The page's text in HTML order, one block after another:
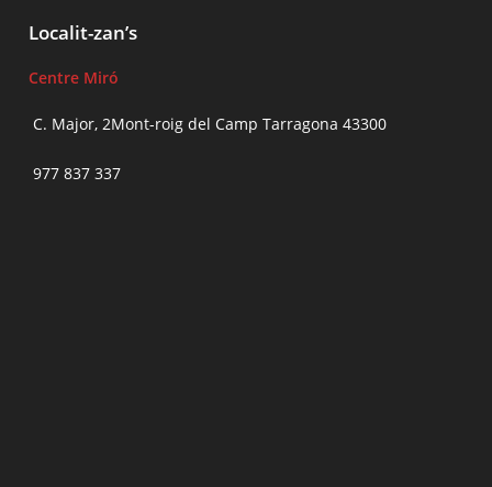
Localit-zan’s
Centre Miró
C. Major, 2Mont-roig del Camp Tarragona 43300
977 837 337